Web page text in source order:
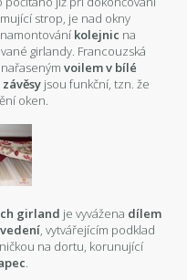
strop, je nad okny
kolejnic na
girlandy. Francouzská
voilem v bílé
závěsy jsou funkční, tzn. že
oken.
girland je vyvážena dílem
, vytvářejícím podklad
na dortu, korunující
.